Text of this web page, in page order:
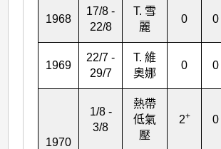
1968
17/8 -
22/8
T. 雪
麗
0 0
1969
22/7 -
29/7
T. 維
奧娜
0 0
1970
1/8 -
3/8
熱帶
低氣
壓
2+ 0